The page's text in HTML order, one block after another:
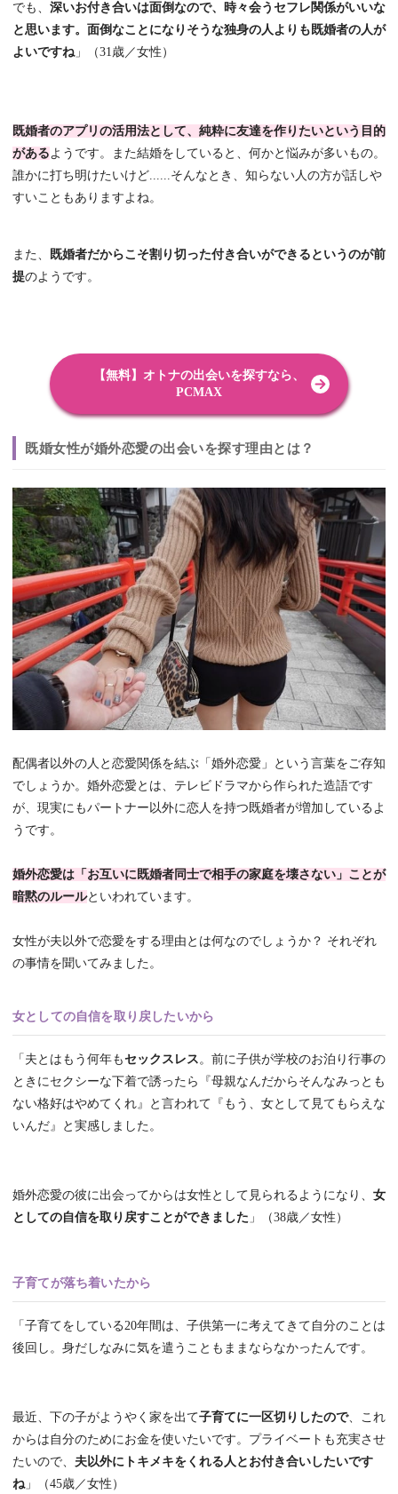
でも、 深いお付き合いは面倒なので、時々会うセフレ関係がいいな
と思います。面倒なことになりそうな独身の人よりも既婚者の人が
よいですね」（31歳／女性）
既婚者のアプリの活用法として、純粋に友達を作りたいという目的
があるようです。また結婚をしていると、何かと悩みが多いもの。
誰かに打ち明けたいけど......そんなとき、知らない人の方が話しや
すいこともありますよね。
また、
既婚者だからこそ割り切った付き合いができるというのが前
提のようです。
【無料】オトナの出会いを探すなら、
PCMAX
既婚女性が婚外恋愛の出会いを探す理由とは？
配偶者以外の人と恋愛関係を結ぶ「婚外恋愛」という言葉をご存知
でしょうか。婚外恋愛とは、テレビドラマから作られた造語です
が、現実にもパートナー以外に恋人を持つ既婚者が増加しているよ
うです。
婚外恋愛は「お互いに既婚者同士で相手の家庭を壊さない」ことが
暗黙のルールといわれています。
女性が夫以外で恋愛をする理由とは何なのでしょうか？ それぞれ
の事情を聞いてみました。
女としての自信を取り戻したいから
「夫とはもう何年もセックスレス。前に子供が学校のお泊り行事の
ときにセクシーな下着で誘ったら『母親なんだからそんなみっとも
ない格好はやめてくれ』と言われて『もう、女として見てもらえな
いんだ』と実感しました。
婚外恋愛の彼に出会ってからは女性として見られるようになり、 女
としての自信を取り戻すことができました 」（38歳／女性）
子育てが落ち着いたから
「子育てをしている20年間は、子供第一に考えてきて自分のことは
後回し。身だしなみに気を遣うこともままならなかったんです。
最近、下の子がようやく家を出て子育てに一区切りしたので、これ
からは自分のためにお金を使いたいです。プライベートも充実させ
たいので、 夫以外にトキメキをくれる人とお付き合いしたいです
ね」（45歳／女性）